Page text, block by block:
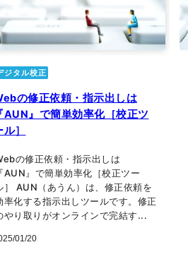
ジタル校正
の修正依頼・指示出しは
『AUN』で簡単効率化［校正ツ
ル］
の修正依頼・指示出しは
『AUN』で簡単効率化［校正ツー
］ AUN（あうん）は、修正依頼を
率化する指示出しツールです。修正
やり取りがオンラインで完結す...
01/20